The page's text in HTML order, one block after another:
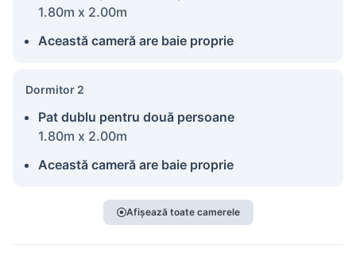
1.80m x 2.00m
Această cameră are baie proprie
Dormitor 2
Pat dublu pentru două persoane
1.80m x 2.00m
Această cameră are baie proprie
Afișează toate camerele